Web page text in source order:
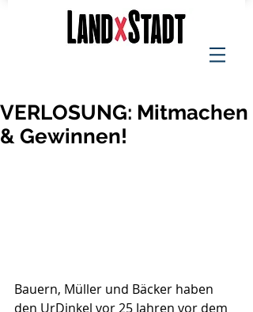
VERLOSUNG: Mitmachen
& Gewinnen!
Bauern, Müller und Bäcker haben
den UrDinkel vor 25 Jahren vor dem